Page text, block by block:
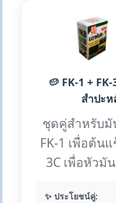
🥔 FK-1 +
สำปะห
ชุดคู่สำหรับมั
FK-1 เพื่อต้น
3C เพื่อหัวมั
✨ ประโยชน์คู่: